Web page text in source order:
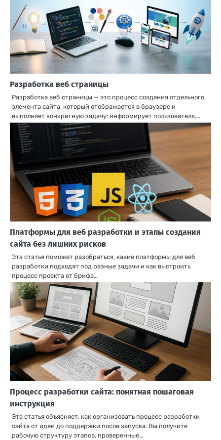
Разработка веб страницы
Разработка веб страницы — это процесс создания отдельного
элемента сайта, который отображается в браузере и
выполняет конкретную задачу: информирует пользователя,…
Платформы для веб разработки и этапы создания
сайта без лишних рисков
Эта статья поможет разобраться, какие платформы для веб
разработки подходят под разные задачи и как выстроить
процесс проекта от брифа…
Процесс разработки сайта: понятная пошаговая
инструкция
Эта статья объясняет, как организовать процесс разработки
сайта от идеи до поддержки после запуска. Вы получите
рабочую структуру этапов, проверенные…